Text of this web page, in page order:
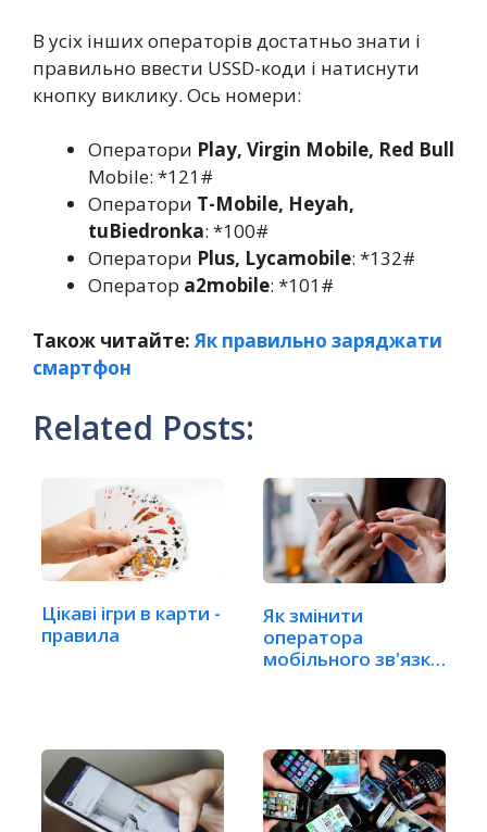
В усіх інших операторів достатньо знати і
правильно ввести USSD-коди і натиснути
кнопку виклику. Ось номери:
Оператори Play, Virgin Mobile, Red Bull
Mobile: *121#
Оператори T-Mobile, Heyah,
tuBiedronka: *100#
Оператори Plus, Lycamobile: *132#
Оператор a2mobile: *101#
Також читайте: Як правильно заряджати
смартфон
Related Posts:
Цікаві ігри в карти -
правила
Як змінити
оператора
мобільного зв'язку